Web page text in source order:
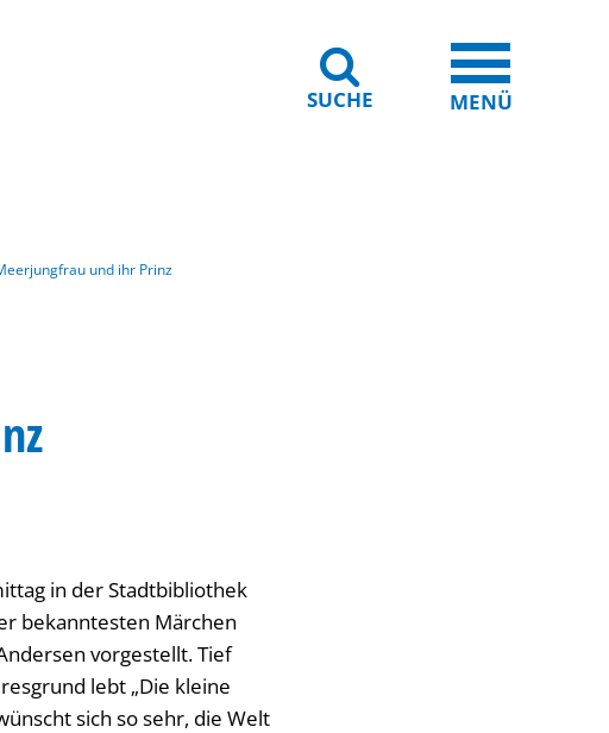
SUCHE MENÜ
und ihr Prinz
in der Stadtbibliothek
bekanntesten Märchen
vorgestellt. Tief
lebt „Die kleine
sich so sehr, die Welt